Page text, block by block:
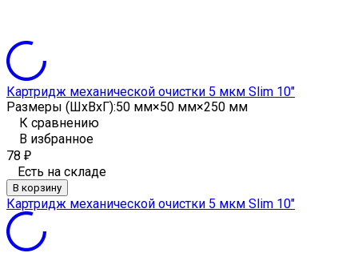
Картридж механической очистки 5 мкм Slim 10"
Размеры (ШxВxГ):50 мм×50 мм×250 мм
К сравнению
В избранное
78 ₽
Есть на складе
В корзину
Картридж механической очистки 5 мкм Slim 10"